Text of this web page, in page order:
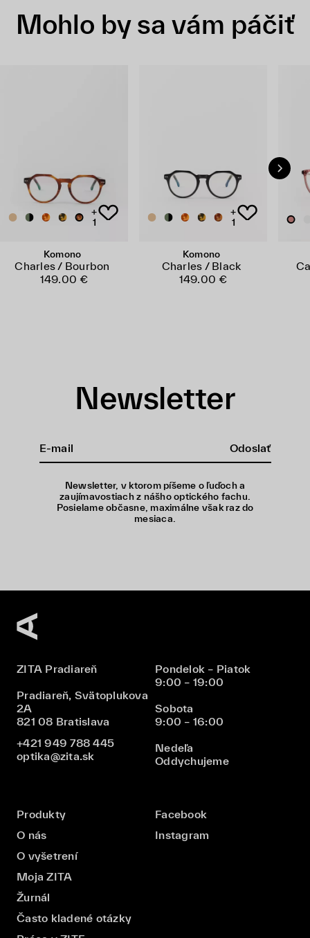
Mohlo by sa vám páčiť
+
1
Komono
Charles / Bourbon
149.00 €
+
1
Komono
Charles / Black
149.00 €
Newsletter
Odoslať
Newsletter, v ktorom píšeme o ľuďoch a
zaujímavostiach z nášho optického fachu.
Posielame občasne, maximálne však raz do
mesiaca.
ZITA Pradiareň
Pradiareň, Svätoplukova
2A
821 08 Bratislava
+421 949 788 445
optika@zita.sk
Pondelok – Piatok
9:00 – 19:00
Sobota
9:00 – 16:00
Nedeľa
Oddychujeme
Produkty
O nás
O vyšetrení
Moja ZITA
Žurnál
Často kladené otázky
Facebook
Instagram